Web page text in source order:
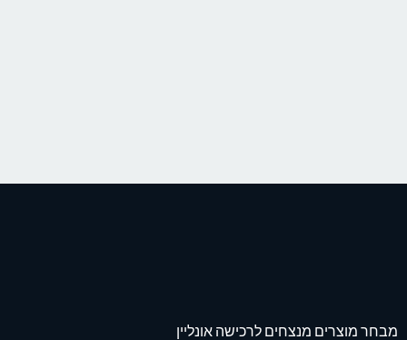
מבחר מוצרים מנצחים לרכישה אונליין